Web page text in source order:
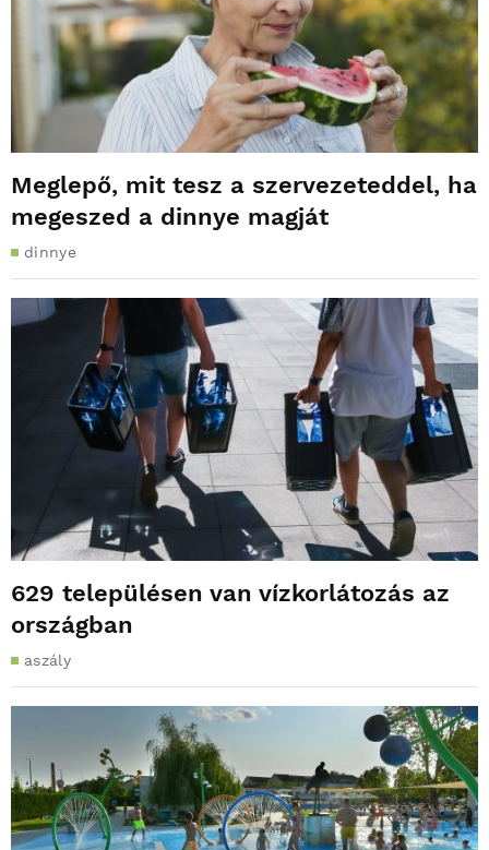
Meglepő, mit tesz a szervezeteddel, ha
megeszed a dinnye magját
dinnye
629 településen van vízkorlátozás az
országban
aszály